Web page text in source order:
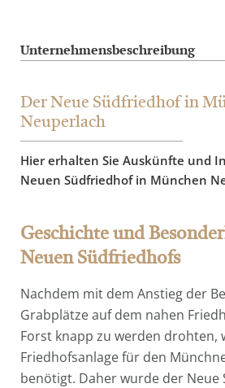
Unternehmensbeschreibung
Der Neue Südfriedhof in
Neuperlach
Hier erhalten Sie Auskünfte und
Neuen Südfriedhof in München
Geschichte und
Neuen Südfriedhofs
Nachdem mit dem Anstieg der
Grabplätze auf dem nahen
Forst knapp zu werden drohten,
Friedhofsanlage für den
benötigt. Daher wurde der Neue